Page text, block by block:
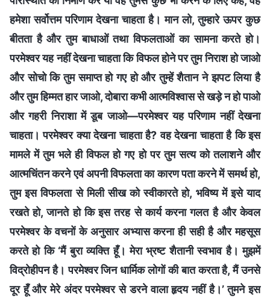
हमेशा सर्वोत्तम परिणाम देखना चाहता है। मान लो, तुम्हारे ऊपर कुछ
बीतता है और तुम बाधाओं तथा विफलताओं का सामना करते हो।
परमेश्वर यह नहीं देखना चाहता कि विफल होने पर तुम निराश हो जाओ
और सोचो कि तुम समाप्त हो गए हो और तुम्हें शैतान ने झपट लिया है
और तुम हिम्मत हार जाओ, दोबारा कभी आत्मविश्वास से खड़े न हो पाओ
और गहरी निराशा में डूब जाओ—परमेश्वर यह परिणाम नहीं देखना
चाहता। परमेश्वर क्या देखना चाहता है? वह देखना चाहता है कि इस
मामले में तुम भले ही विफल हो गए हो पर तुम सत्य को तलाशने और
आत्मचिंतन करने एवं अपनी विफलता का कारण पता करने में समर्थ हो,
तुम इस विफलता से मिली सीख को स्वीकारते हो, भविष्य में इसे याद
रखते हो, जानते हो कि इस तरह से कार्य करना गलत है और केवल
परमेश्वर के वचनों के अनुसार अभ्यास करना ही सही है और महसूस
करते हो कि ‘मैं बुरा व्यक्ति हूँ। मेरा भ्रष्ट शैतानी स्वभाव है। मुझमें
विद्रोहीपन है। परमेश्वर जिन धार्मिक लोगों की बात करता है, मैं उनसे
दूर हूँ और मेरे अंदर परमेश्वर से डरने वाला हृदय नहीं है।’ तुमने इस